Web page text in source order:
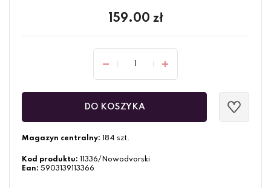
159.00 zł
DO KOSZYKA
Magazyn centralny: 184 szt.
Kod produktu:
11336/Nowodvorski
Ean: 5903139113366